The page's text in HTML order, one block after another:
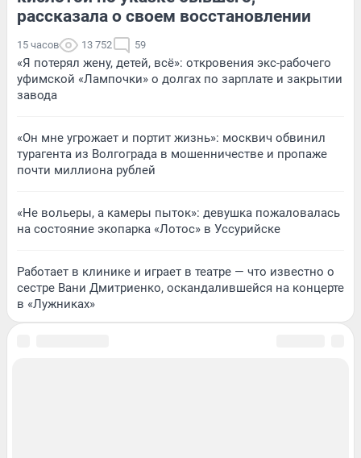
рассказала о своем восстановлении
15 часов 13 752 59
«Я потерял жену, детей, всё»: откровения экс-рабочего
уфимской «Лампочки» о долгах по зарплате и закрытии
завода
«Он мне угрожает и портит жизнь»: москвич обвинил
турагента из Волгограда в мошенничестве и пропаже
почти миллиона рублей
«Не вольеры, а камеры пыток»: девушка пожаловалась
на состояние экопарка «Лотос» в Уссурийске
Работает в клинике и играет в театре — что известно о
сестре Вани Дмитриенко, оскандалившейся на концерте
в «Лужниках»